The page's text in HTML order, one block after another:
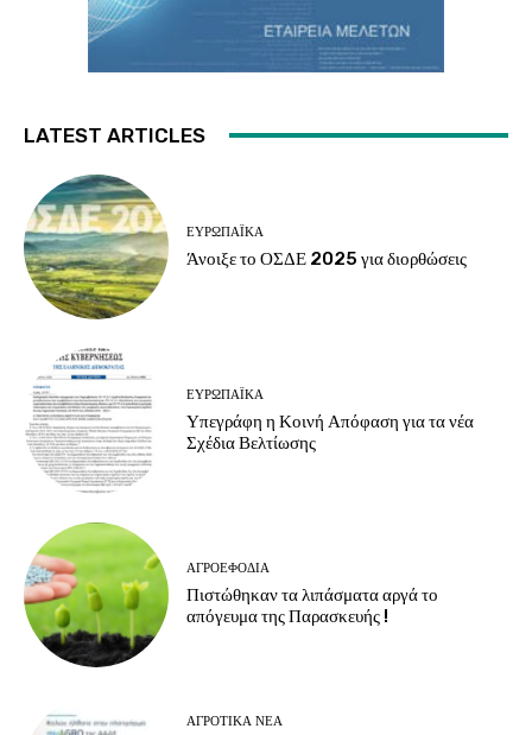
LATEST ARTICLES
ΕΥΡΩΠΑΪΚΆ
Άνοιξε το ΟΣΔΕ 2025 για διορθώσεις
ΕΥΡΩΠΑΪΚΆ
Υπεγράφη η Κοινή Απόφαση για τα νέα
Σχέδια Βελτίωσης
ΑΓΡΟΕΦΌΔΙΑ
Πιστώθηκαν τα λιπάσματα αργά το
απόγευμα της Παρασκευής !
ΑΓΡΟΤΙΚΆ ΝΈΑ